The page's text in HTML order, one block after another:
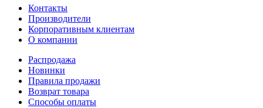
Контакты
Производители
Корпоративным клиентам
О компании
Распродажа
Новинки
Правила продажи
Возврат товара
Способы оплаты